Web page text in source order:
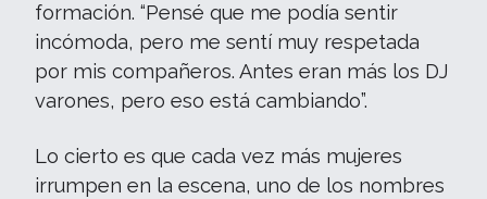
formación. “Pensé que me podía sentir
incómoda, pero me sentí muy respetada
por mis compañeros. Antes eran más los DJ
varones, pero eso está cambiando”.
Lo cierto es que cada vez más mujeres
irrumpen en la escena, uno de los nombres